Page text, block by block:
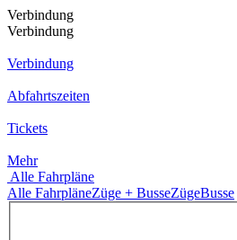
Verbindung
Verbindung
Verbindung
Abfahrtszeiten
Tickets
Mehr
Alle Fahrpläne
Alle FahrpläneZüge + BusseZügeBusse